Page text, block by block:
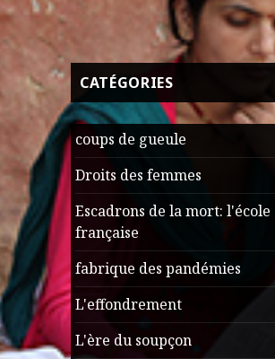
CATÉGORIES
coups de gueule
Droits des femmes
Escadrons de la mort: l'école
française
fabrique des pandémies
L'effondrement
L'ère du soupçon